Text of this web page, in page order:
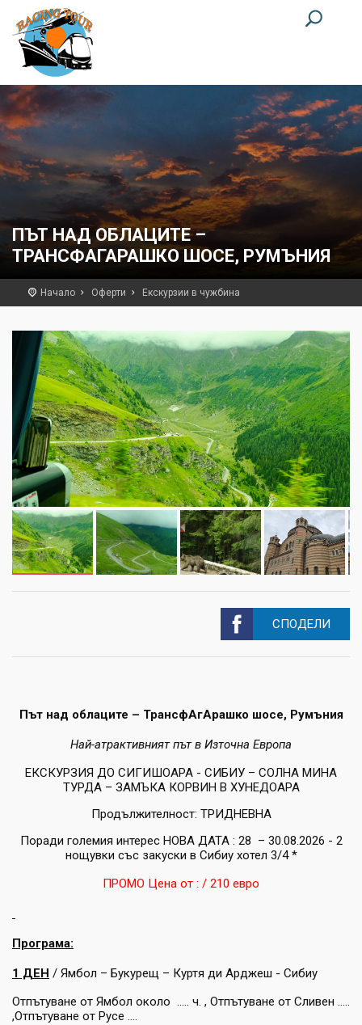
ПЪТ НАД ОБЛАЦИТЕ –
ТРАНСФАГАРАШКО ШОСЕ, РУМЪНИЯ
Начало Оферти Екскурзии в чужбина
СПОДЕЛИ
Път над облаците – ТрансфАгАрашко шосе, Румъния
Най-атрактивният път в Източна Европа
ЕКСКУРЗИЯ ДО СИГИШОАРА - СИБИУ – СОЛНА МИНА
ТУРДА – ЗАМЪКА КОРВИН В ХУНЕДОАРА
Продължителност: ТРИДНЕВНА
Поради големия интерес НОВА ДАТА : 28 – 30.08.2026 - 2
нощувки със закуски в Сибиу хотел 3/4 *
ПРОМО Цена от : / 210 евро
Програма:
1 ДЕН / Ямбол – Букурещ – Куртя ди Арджеш - Сибиу
Отпътуване от Ямбол около ..... ч. , Отпътуване от Сливен .....
,Отпътуване от Русе ....